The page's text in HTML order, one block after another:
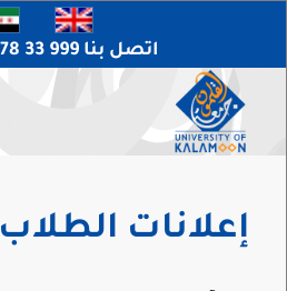
اتصل بنا 999 33 78 (11) 963 +
إعلانات الطلاب